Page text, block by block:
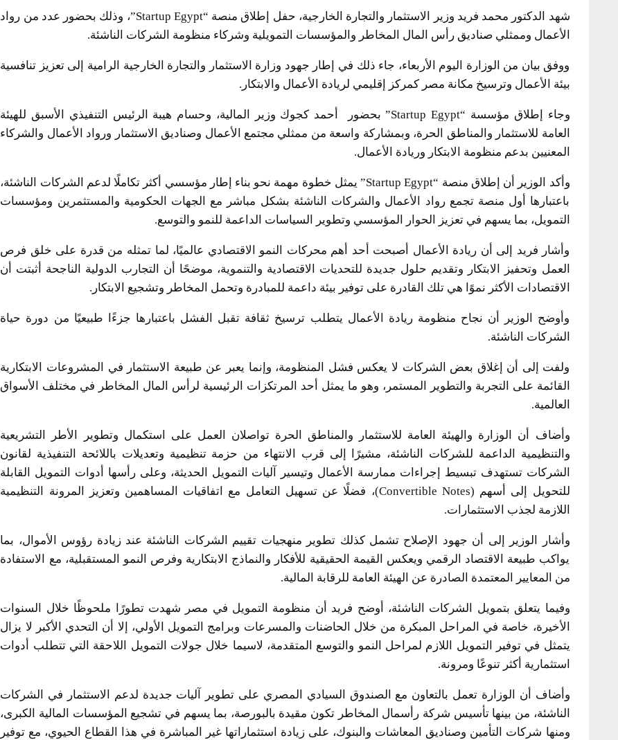
شهد الدكتور محمد فريد وزير الاستثمار والتجارة الخارجية، حفل إطلاق منصة “Startup Egypt”، وذلك بحضور عدد من رواد
الأعمال وممثلي صناديق رأس المال المخاطر والمؤسسات التمويلية وشركاء منظومة الشركات الناشئة.
ووفق بيان من الوزارة اليوم الأربعاء، جاء ذلك في إطار جهود وزارة الاستثمار والتجارة الخارجية الرامية إلى تعزيز تنافسية
بيئة الأعمال وترسيخ مكانة مصر كمركز إقليمي لريادة الأعمال والابتكار.
وجاء إطلاق مؤسسة “Startup Egypt” بحضور أحمد كجوك وزير المالية، وحسام هيبة الرئيس التنفيذي الأسبق للهيئة
العامة للاستثمار والمناطق الحرة، وبمشاركة واسعة من ممثلي مجتمع الأعمال وصناديق الاستثمار ورواد الأعمال والشركاء
المعنيين بدعم منظومة الابتكار وريادة الأعمال.
وأكد الوزير أن إطلاق منصة “Startup Egypt” يمثل خطوة مهمة نحو بناء إطار مؤسسي أكثر تكاملًا لدعم الشركات الناشئة،
باعتبارها أول منصة تجمع رواد الأعمال والشركات الناشئة بشكل مباشر مع الجهات الحكومية والمستثمرين ومؤسسات
التمويل، بما يسهم في تعزيز الحوار المؤسسي وتطوير السياسات الداعمة للنمو والتوسع.
وأشار فريد إلى أن ريادة الأعمال أصبحت أحد أهم محركات النمو الاقتصادي عالميًا، لما تمثله من قدرة على خلق فرص
العمل وتحفيز الابتكار وتقديم حلول جديدة للتحديات الاقتصادية والتنموية، موضحًا أن التجارب الدولية الناجحة أثبتت أن
الاقتصادات الأكثر نموًا هي تلك القادرة على توفير بيئة داعمة للمبادرة وتحمل المخاطر وتشجيع الابتكار.
وأوضح الوزير أن نجاح منظومة ريادة الأعمال يتطلب ترسيخ ثقافة تقبل الفشل باعتبارها جزءًا طبيعيًا من دورة حياة
الشركات الناشئة.
ولفت إلى أن إغلاق بعض الشركات لا يعكس فشل المنظومة، وإنما يعبر عن طبيعة الاستثمار في المشروعات الابتكارية
القائمة على التجربة والتطوير المستمر، وهو ما يمثل أحد المرتكزات الرئيسية لرأس المال المخاطر في مختلف الأسواق
العالمية.
وأضاف أن الوزارة والهيئة العامة للاستثمار والمناطق الحرة تواصلان العمل على استكمال وتطوير الأطر التشريعية
والتنظيمية الداعمة للشركات الناشئة، مشيرًا إلى قرب الانتهاء من حزمة تنظيمية وتعديلات باللائحة التنفيذية لقانون
الشركات تستهدف تبسيط إجراءات ممارسة الأعمال وتيسير آليات التمويل الحديثة، وعلى رأسها أدوات التمويل القابلة
للتحويل إلى أسهم (Convertible Notes)، فضلًا عن تسهيل التعامل مع اتفاقيات المساهمين وتعزيز المرونة التنظيمية
اللازمة لجذب الاستثمارات.
وأشار الوزير إلى أن جهود الإصلاح تشمل كذلك تطوير منهجيات تقييم الشركات الناشئة عند زيادة رؤوس الأموال، بما
يواكب طبيعة الاقتصاد الرقمي ويعكس القيمة الحقيقية للأفكار والنماذج الابتكارية وفرص النمو المستقبلية، مع الاستفادة
من المعايير المعتمدة الصادرة عن الهيئة العامة للرقابة المالية.
وفيما يتعلق بتمويل الشركات الناشئة، أوضح فريد أن منظومة التمويل في مصر شهدت تطورًا ملحوظًا خلال السنوات
الأخيرة، خاصة في المراحل المبكرة من خلال الحاضنات والمسرعات وبرامج التمويل الأولي، إلا أن التحدي الأكبر لا يزال
يتمثل في توفير التمويل اللازم لمراحل النمو والتوسع المتقدمة، لاسيما خلال جولات التمويل اللاحقة التي تتطلب أدوات
استثمارية أكثر تنوعًا ومرونة.
وأضاف أن الوزارة تعمل بالتعاون مع الصندوق السيادي المصري على تطوير آليات جديدة لدعم الاستثمار في الشركات
الناشئة، من بينها تأسيس شركة رأسمال المخاطر تكون مقيدة بالبورصة، بما يسهم في تشجيع المؤسسات المالية الكبرى،
ومنها شركات التأمين وصناديق المعاشات والبنوك، على زيادة استثماراتها غير المباشرة في هذا القطاع الحيوي، مع توفير